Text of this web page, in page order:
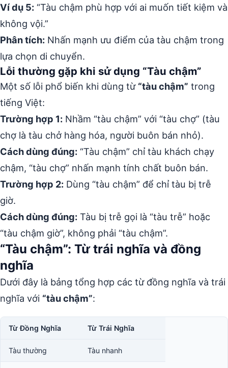
Ví dụ 5: “Tàu chậm phù hợp với ai muốn tiết kiệm và
không vội.”
Phân tích: Nhấn mạnh ưu điểm của tàu chậm trong
lựa chọn di chuyển.
Lỗi thường gặp khi sử dụng “Tàu chậm”
Một số lỗi phổ biến khi dùng từ “tàu chậm” trong
tiếng Việt:
Trường hợp 1: Nhầm “tàu chậm” với “tàu chợ” (tàu
chợ là tàu chở hàng hóa, người buôn bán nhỏ).
Cách dùng đúng: “Tàu chậm” chỉ tàu khách chạy
chậm, “tàu chợ” nhấn mạnh tính chất buôn bán.
Trường hợp 2: Dùng “tàu chậm” để chỉ tàu bị trễ
giờ.
Cách dùng đúng: Tàu bị trễ gọi là “tàu trễ” hoặc
“tàu chậm giờ”, không phải “tàu chậm”.
“Tàu chậm”: Từ trái nghĩa và đồng
nghĩa
Dưới đây là bảng tổng hợp các từ đồng nghĩa và trái
nghĩa với “tàu chậm”:
Từ Đồng Nghĩa Từ Trái Nghĩa
Tàu thường Tàu nhanh